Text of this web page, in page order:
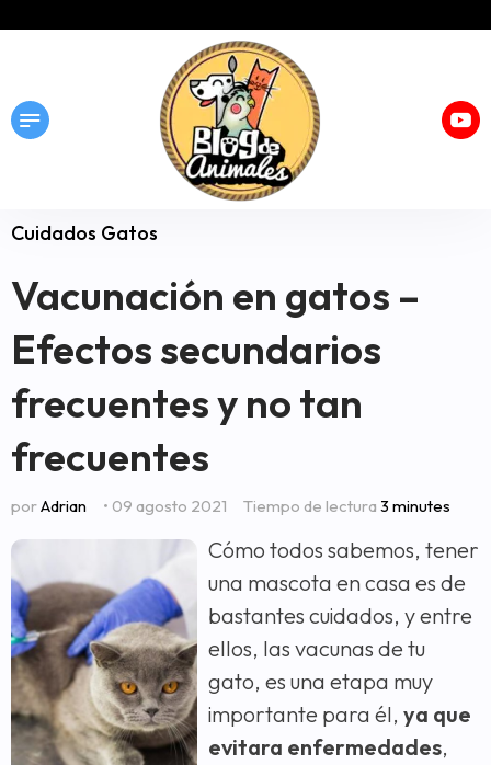
Cuidados Gatos
Vacunación en gatos –
Efectos secundarios
frecuentes y no tan
frecuentes
porAdrian • 09 agosto 2021 Tiempo de lectura 3 minutes
Cómo todos sabemos, tener
una mascota en casa es de
bastantes cuidados, y entre
ellos, las vacunas de tu
gato, es una etapa muy
importante para él, ya que
evitara enfermedades,